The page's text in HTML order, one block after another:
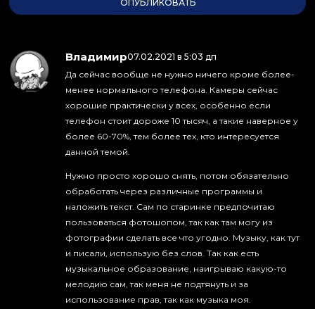
Владимир:07.02.2021 в 5:03 дп
Да сейчас вообще не нужно ничего кроме более-
менее нормального телефона. Камеры сейчас
хорошие практически у всех, особенно если
телефон стоит дороже 10 тысяч, а такие наверное у
более 60-70%, тем более тех, кто интересуется
данной темой.
Нужно просто хорошо снять, потом обязательно
обработать через различные программы и
наложить текст. Сам по старинке предпочитаю
пользоваться фотошопом, так как там могу из
фотографии сделать все что угодно. Музыку, как тут
и писали, использую без слов. Так как есть
музыкальное образование, наигрываю какую-то
мелодию сам, так меня не подтянуть и за
использование прав, так как музыка моя.